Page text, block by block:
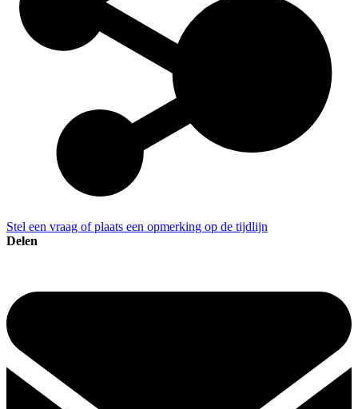
Stel een vraag of plaats een opmerking op de tijdlijn
Delen